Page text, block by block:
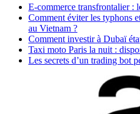
E-commerce transfrontalier :
Comment éviter les typhons
au Vietnam ?
Comment investir à Dubaï
Taxi moto Paris la nuit :
Les secrets d’un trading bot